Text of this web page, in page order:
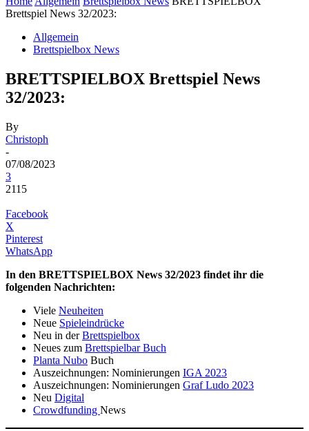
Brettspiel News 32/2023:
Allgemein
Brettspielbox News
BRETTSPIELBOX Brettspiel News
32/2023:
By
Christoph
-
07/08/2023
3
2115
Facebook
X
Pinterest
WhatsApp
In den BRETTSPIELBOX News 32/2023 findet ihr die
folgenden Nachrichten:
Viele Neuheiten
Neue Spieleindrücke
Neu in derBrettspielbox
Neues zum Brettspielbar Buch
Planta Nubo Buch
Auszeichnungen: Nominierungen IGA 2023
Auszeichnungen: Nominierungen Graf Ludo 2023
Neu Digital
Crowdfunding News